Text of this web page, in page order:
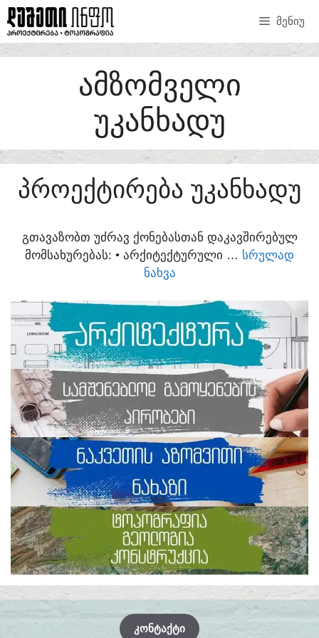
SKIP
TO
CONTENT
ᲛᲔᲜᲘᲣ
ᲐᲛᲖᲝᲛᲕᲔᲚᲘ
ᲣᲙᲐᲜᲮᲐᲓᲣ
ᲞᲠᲝᲔᲥᲢᲘᲠᲔᲑᲐ ᲣᲙᲐᲜᲮᲐᲓᲣ
ᲒᲗᲐᲕᲐᲖᲝᲑᲗ ᲣᲫᲠᲐᲕ ᲥᲝᲜᲔᲑᲐᲡᲗᲐᲜ ᲓᲐᲙᲐᲕᲨᲘᲠᲔᲑᲣᲚ
ᲛᲝᲛᲡᲐᲮᲣᲠᲔᲑᲐᲡ:​ • ᲐᲠᲥᲘᲢᲔᲥᲢᲣᲠᲣᲚᲘ … ᲡᲠᲣᲚᲐᲓ
ᲜᲐᲮᲕᲐ
ᲙᲝᲜᲢᲐᲥᲢᲘ